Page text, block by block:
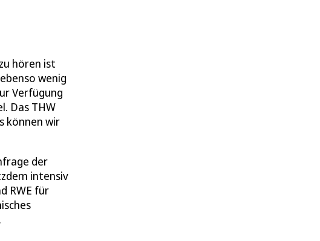
hören ist
wenig
Verfügung
Das THW
können wir
der
intensiv
RWE für